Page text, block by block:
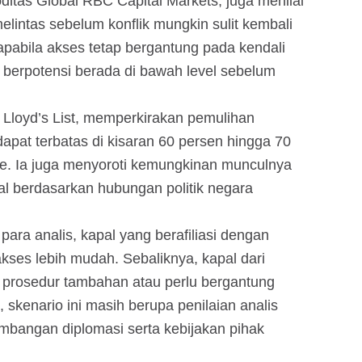
sebelum konflik mungkin sulit kembali
akses tetap bergantung pada kendali
berada di bawah level sebelum
List, memperkirakan pemulihan
terbatas di kisaran 60 persen hingga 70
Ia juga menyoroti kemungkinan munculnya
berdasarkan hubungan politik negara
analis, kapal yang berafiliasi dengan
lebih mudah. Sebaliknya, kapal dari
tambahan atau perlu bergantung
ini masih berupa penilaian analis
diplomasi serta kebijakan pihak